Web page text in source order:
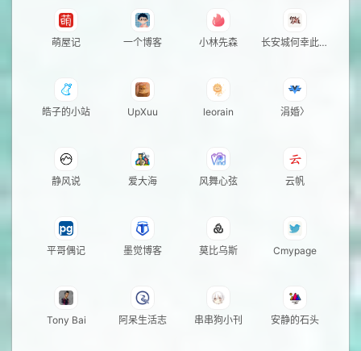
萌屋记 一个博客 小林先森
长安城何幸此相
皓子的小站 UpXuu leorain 涓婚〉
静风说 爱大海 风舞心弦 云帆
平哥偶记 墨觉博客 莫比乌斯 Cmypage
Tony Bai 阿呆生活志 串串狗小刊 安静的石头